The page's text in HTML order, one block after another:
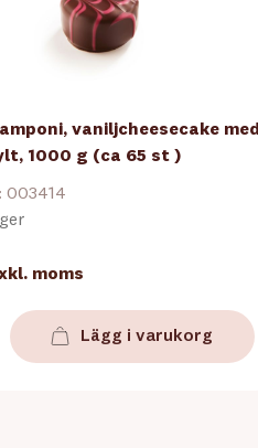
vaniljcheesecake med
1000 g (ca 65 st )
003414
moms
Lägg i varukorg